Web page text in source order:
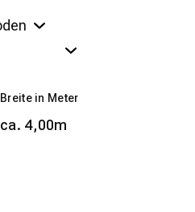
Breite in Meter
ca. 4,00m